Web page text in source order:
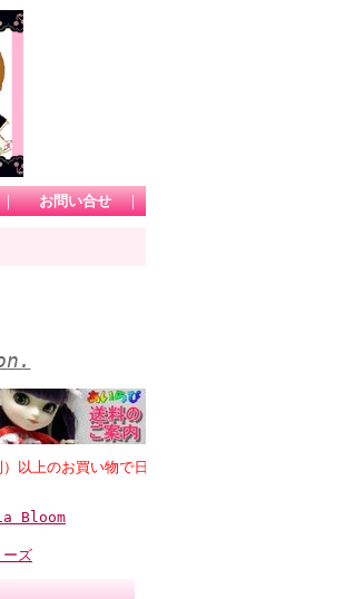
お問い合せ ｜
で日本国内送料無料 *1カートにてお買い上げ
Bloom
ズ